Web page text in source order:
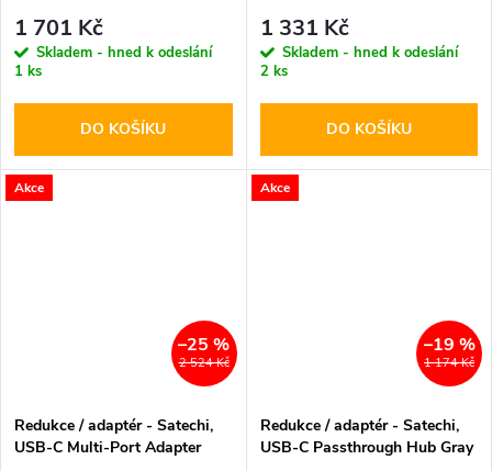
1 701 Kč
Skladem - hned k odeslání
1 ks
DO KOŠÍKU
1 331 Kč
Skladem - hned k odeslání
2 ks
DO KOŠÍKU
Akce
2 524 Kč
–25 %
Redukce / adaptér - Satechi,
USB-C Multi-Port Adapter
Akce
1 174 Kč
–19 %
Redukce / adaptér - Satechi,
USB-C Passthrough Hub Gray